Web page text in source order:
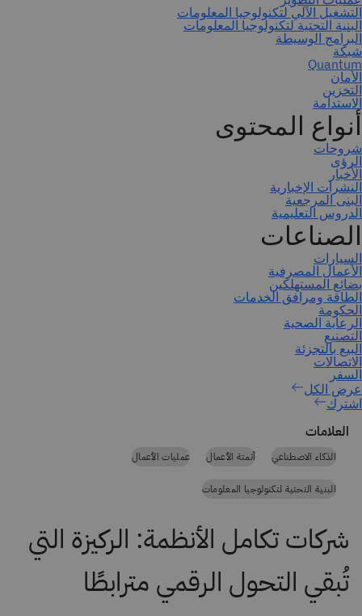
اشترك
العلامات
الذكاء الاصطناعي أتمتة الأعمال عمليات الأعمال
البنية التحتية لتكنولوجيا المعلومات
شركات تكامل الأنظمة: الركيزة التي
تُبقي التحول الرقمي مترابطًا